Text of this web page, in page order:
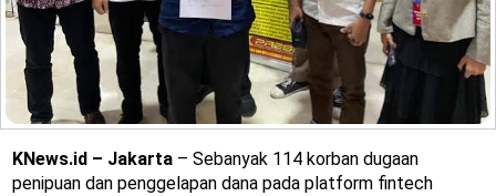
KNews.id – Jakarta – Sebanyak 114 korban dugaan
penipuan dan penggelapan dana pada platform fintech